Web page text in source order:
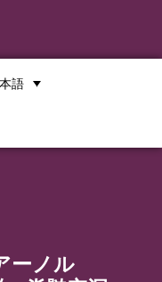
語
ーノル